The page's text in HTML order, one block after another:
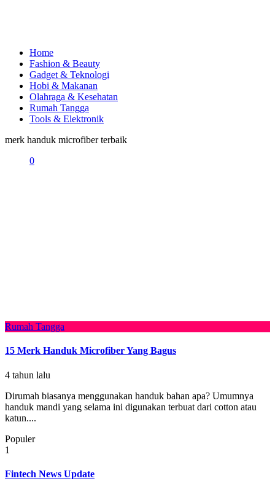
Home
Fashion & Beauty
Gadget & Teknologi
Hobi & Makanan
Olahraga & Kesehatan
Rumah Tangga
Tools & Elektronik
merk handuk microfiber terbaik
0
Rumah Tangga
15 Merk Handuk Microfiber Yang Bagus
4 tahun lalu
Dirumah biasanya menggunakan handuk bahan apa? Umumnya
handuk mandi yang selama ini digunakan terbuat dari cotton atau
katun....
Populer
1
Fintech News Update